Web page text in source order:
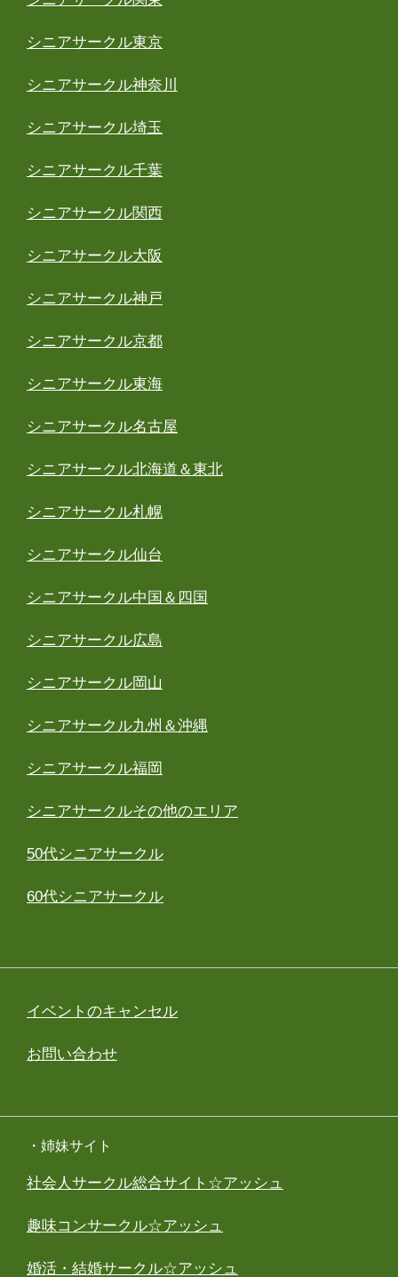
シニアサークル東京
シニアサークル神奈川
シニアサークル埼玉
シニアサークル千葉
シニアサークル関西
シニアサークル大阪
シニアサークル神戸
シニアサークル京都
シニアサークル東海
シニアサークル名古屋
シニアサークル北海道＆東北
シニアサークル札幌
シニアサークル仙台
シニアサークル中国＆四国
シニアサークル広島
シニアサークル岡山
シニアサークル九州＆沖縄
シニアサークル福岡
シニアサークルその他のエリア
50代シニアサークル
60代シニアサークル
イベントのキャンセル
お問い合わせ
・姉妹サイト
社会人サークル総合サイト☆アッシュ
趣味コンサークル☆アッシュ
婚活・結婚サークル☆アッシュ